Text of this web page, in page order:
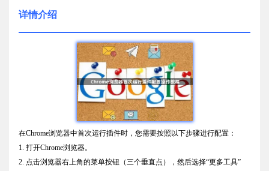
详情介绍
在Chrome浏览器中首次运行插件时，您需要按照以下步骤进行配置：
1. 打开Chrome浏览器。
2. 点击浏览器右上角的菜单按钮（三个垂直点），然后选择“更多工具”